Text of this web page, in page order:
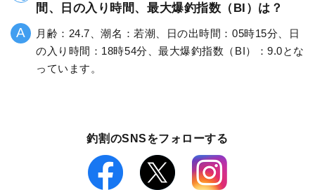
間、日の入り時間、最大爆釣指数（BI）は？
月齢：24.7、潮名：若潮、日の出時間：05時15分、日
の入り時間：18時54分、最大爆釣指数（BI）：9.0とな
っています。
釣割のSNSをフォローする